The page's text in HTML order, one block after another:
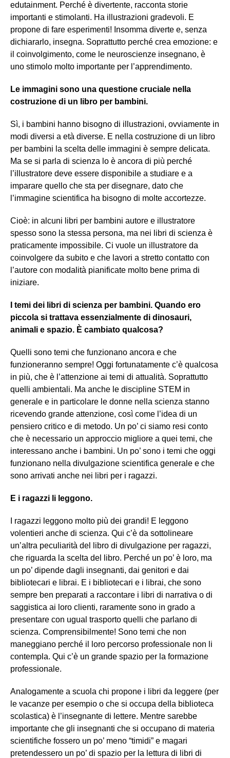
edutainment. Perché è divertente, racconta storie
importanti e stimolanti. Ha illustrazioni gradevoli. E
propone di fare esperimenti! Insomma diverte e, senza
dichiararlo, insegna. Soprattutto perché crea emozione: e
il coinvolgimento, come le neuroscienze insegnano, è
uno stimolo molto importante per l’apprendimento.
Le immagini sono una questione cruciale nella
costruzione di un libro per bambini.
Sì, i bambini hanno bisogno di illustrazioni, ovviamente in
modi diversi a età diverse. E nella costruzione di un libro
per bambini la scelta delle immagini è sempre delicata.
Ma se si parla di scienza lo è ancora di più perché
l’illustratore deve essere disponibile a studiare e a
imparare quello che sta per disegnare, dato che
l’immagine scientifica ha bisogno di molte accortezze.
Cioè: in alcuni libri per bambini autore e illustratore
spesso sono la stessa persona, ma nei libri di scienza è
praticamente impossibile. Ci vuole un illustratore da
coinvolgere da subito e che lavori a stretto contatto con
l’autore con modalità pianificate molto bene prima di
iniziare.
I temi dei libri di scienza per bambini. Quando ero
piccola si trattava essenzialmente di dinosauri,
animali e spazio. È cambiato qualcosa?
Quelli sono temi che funzionano ancora e che
funzioneranno sempre! Oggi fortunatamente c’è qualcosa
in più, che è l’attenzione ai temi di attualità. Soprattutto
quelli ambientali. Ma anche le discipline STEM in
generale e in particolare le donne nella scienza stanno
ricevendo grande attenzione, così come l’idea di un
pensiero critico e di metodo. Un po’ ci siamo resi conto
che è necessario un approccio migliore a quei temi, che
interessano anche i bambini. Un po’ sono i temi che oggi
funzionano nella divulgazione scientifica generale e che
sono arrivati anche nei libri per i ragazzi.
E i ragazzi li leggono.
I ragazzi leggono molto più dei grandi! E leggono
volentieri anche di scienza. Qui c’è da sottolineare
un’altra peculiarità del libro di divulgazione per ragazzi,
che riguarda la scelta del libro. Perché un po’ è loro, ma
un po’ dipende dagli insegnanti, dai genitori e dai
bibliotecari e librai. E i bibliotecari e i librai, che sono
sempre ben preparati a raccontare i libri di narrativa o di
saggistica ai loro clienti, raramente sono in grado a
presentare con ugual trasporto quelli che parlano di
scienza. Comprensibilmente! Sono temi che non
maneggiano perché il loro percorso professionale non li
contempla. Qui c’è un grande spazio per la formazione
professionale.
Analogamente a scuola chi propone i libri da leggere (per
le vacanze per esempio o che si occupa della biblioteca
scolastica) è l’insegnante di lettere. Mentre sarebbe
importante che gli insegnanti che si occupano di materia
scientifiche fossero un po’ meno “timidi” e magari
pretendessero un po’ di spazio per la lettura di libri di